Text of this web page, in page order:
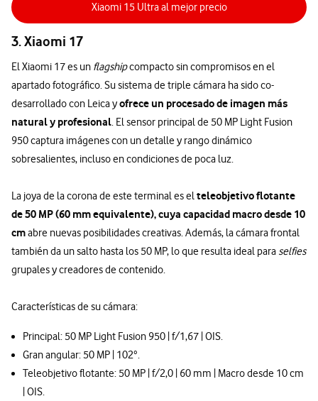
Xiaomi 15 Ultra al mejor precio
3. Xiaomi 17
El Xiaomi 17 es un flagshipcompacto sin compromisos en el
apartado fotográfico. Su sistema de triple cámara ha sido co-
desarrollado con Leica yofrece un procesado de imagen más
natural y profesional. El sensor principal de 50 MP Light Fusion
950 captura imágenes con un detalle y rango dinámico
sobresalientes, incluso en condiciones de poca luz.
La joya de la corona de este terminal es elteleobjetivo flotante
de 50 MP (60 mm equivalente), cuya capacidad macro desde 10
cmabre nuevas posibilidades creativas. Además, la cámara frontal
también da un salto hasta los 50 MP, lo que resulta ideal para selfies
grupales y creadores de contenido.
Características de su cámara:
Principal: 50 MP Light Fusion 950 | f/1,67 | OIS.
Gran angular: 50 MP | 102°.
Teleobjetivo flotante: 50 MP | f/2,0 | 60 mm | Macro desde 10 cm
| OIS.